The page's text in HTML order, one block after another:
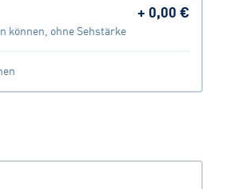
+ 0,00 €
können, ohne Sehstärke